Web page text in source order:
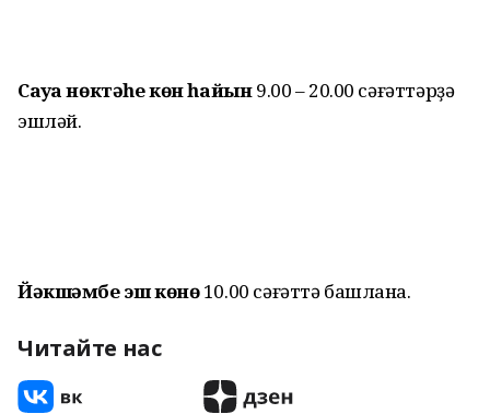
Сауҙа нөктәһе көн һайын9.00 – 20.00 сәғәттәрҙә
эшләй.
Йәкшәмбе эш көнө10.00 сәғәттә башлана.
Читайте нас